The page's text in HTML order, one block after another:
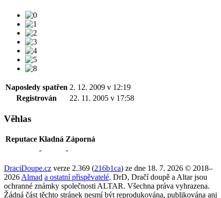
Naposledy spatřen 2. 12. 2009 v 12:19
Registrován
22. 11. 2005 v 17:58
Věhlas
Reputace Kladná Záporná
-
-
DraciDoupe.cz verze 2.369 (216b1ca) ze dne 18. 7. 2026 © 2018–
2026 Almad a ostatní přispěvatelé. DrD, Dračí doupě a Altar jsou
ochranné známky společnosti ALTAR. Všechna práva vyhrazena.
Žádná část těchto stránek nesmí být reprodukována, publikována ani